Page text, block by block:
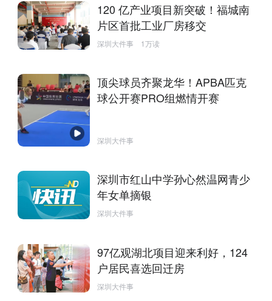
120 亿产业项目新突破！福城南
片区首批工业厂房移交
深圳大件事 1万读
顶尖球员齐聚龙华！APBA匹克
球公开赛PRO组燃情开赛
深圳大件事
深圳市红山中学孙心然温网青少
年女单摘银
深圳大件事
97亿观湖北项目迎来利好，124
户居民喜选回迁房
深圳大件事